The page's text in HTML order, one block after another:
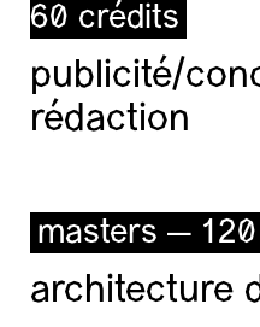
60 crédits
publicité/
rédaction
masters —
architecture